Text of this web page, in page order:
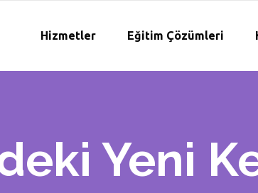
Hizmetler Eğitim Çözümleri
Yeni